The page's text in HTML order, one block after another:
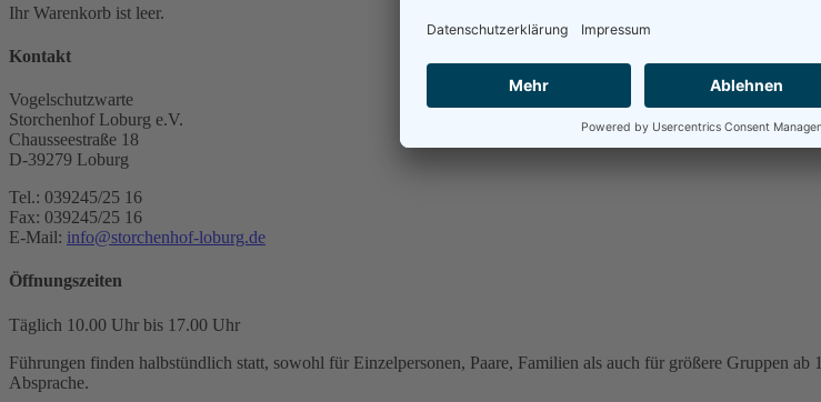
Ihr Warenkorb ist leer.
Kontakt
Vogelschutzwarte
Storchenhof Loburg e.V.
Chausseestraße 18
D-39279 Loburg
Tel.: 039245/25 16
Fax: 039245/25 16
E-Mail: info@storchenhof-loburg.de
Öffnungszeiten
Täglich 10.00 Uhr bis 17.00 Uhr
Führungen finden halbstündlich statt, sowohl für Einzelpersonen, Paare, Familien als auch für größere Gruppen
Absprache.